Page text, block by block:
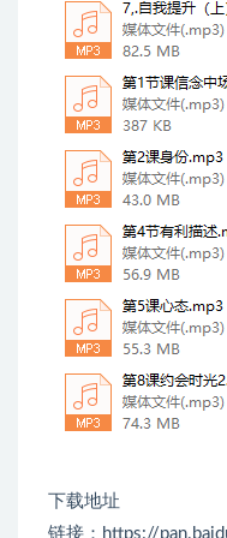
下载地址
链接：https://